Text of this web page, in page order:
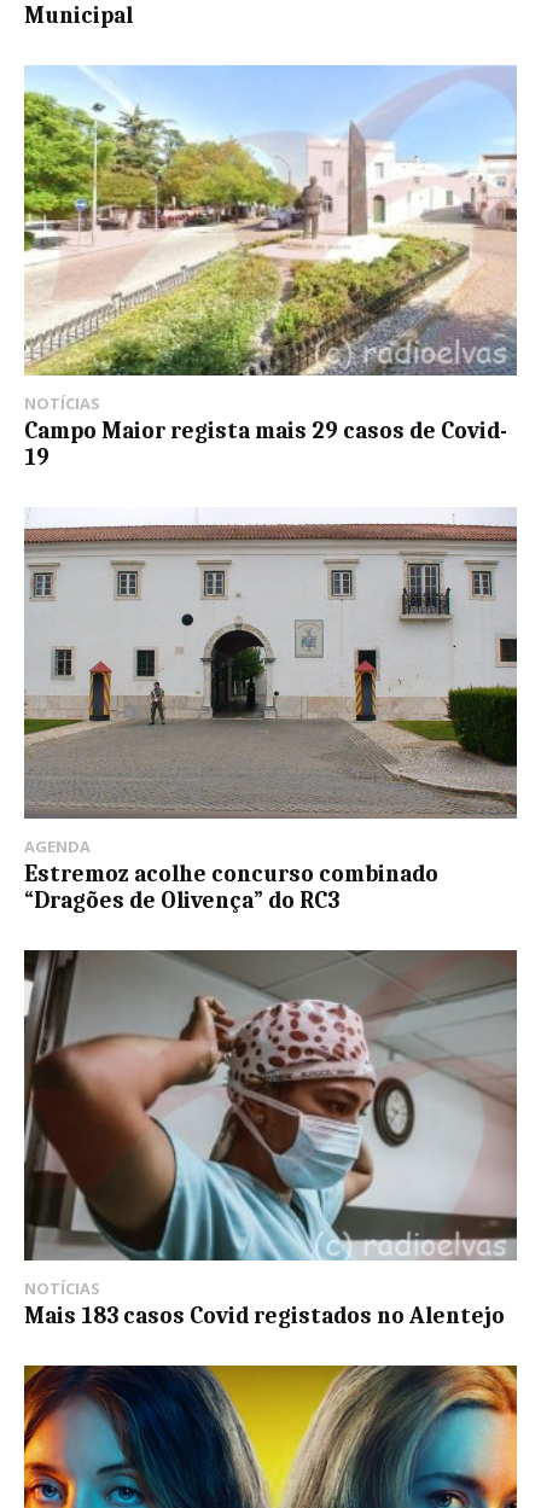
Municipal
NOTÍCIAS
Campo Maior regista mais 29 casos de Covid-
19
AGENDA
Estremoz acolhe concurso combinado
“Dragões de Olivença” do RC3
NOTÍCIAS
Mais 183 casos Covid registados no Alentejo